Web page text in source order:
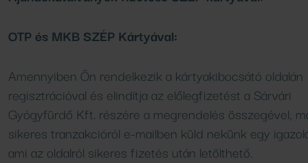
OTP és MKB SZÉP Kártyával:
Amennyiben Ön rendelkezik a kártyakibocsátó oldalán
regisztrációval és elindítja az előlegfizetést a Sárvári
Gyógyfürdő Kft. részére a megrendelés összegével,
sikeres tranzakcióról e-mailben küld nekünk egy
ami az oldalról sikeres fizetés után letölthető.